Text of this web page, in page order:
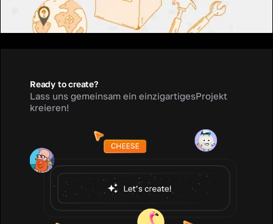
Ready to create?
Lass uns gemeinsam ein einzigartigesProjekt
kreieren!